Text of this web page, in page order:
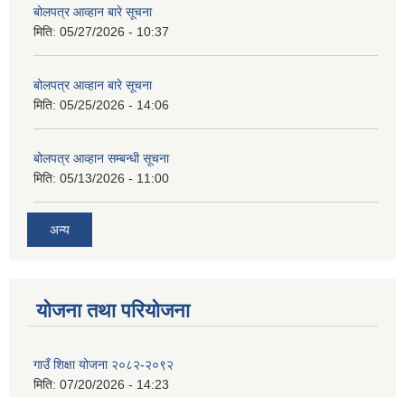
बोलपत्र आव्हान बारे सूचना
मिति: 05/27/2026 - 10:37
बोलपत्र आव्हान बारे सूचना
मिति: 05/25/2026 - 14:06
बोलपत्र आव्हान सम्बन्धी सूचना
मिति: 05/13/2026 - 11:00
अन्य
योजना तथा परियोजना
गाउँ शिक्षा योजना २०८२-२०९२
मिति: 07/20/2026 - 14:23